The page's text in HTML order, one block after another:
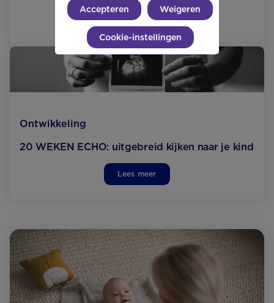
Lees meer
Ontwikkeling
20 WEKEN ECHO: uitgebreid kijken naar je kind
Lees meer
Accepteren Weigeren
Cookie-instellingen